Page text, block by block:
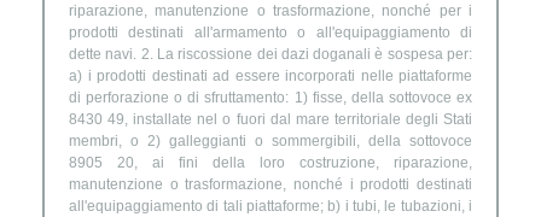
riparazione, manutenzione o trasformazione, nonché per i
prodotti destinati all'armamento o all'equipaggiamento di
dette navi. 2. La riscossione dei dazi doganali è sospesa per:
a) i prodotti destinati ad essere incorporati nelle piattaforme
di perforazione o di sfruttamento: 1) fisse, della sottovoce ex
8430 49, installate nel o fuori dal mare territoriale degli Stati
membri, o 2) galleggianti o sommergibili, della sottovoce
8905 20, ai fini della loro costruzione, riparazione,
manutenzione o trasformazione, nonché i prodotti destinati
all'equipaggiamento di tali piattaforme; b) i tubi, le tubazioni, i